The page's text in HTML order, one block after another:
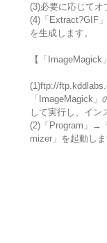
(3)必要に応じてオ
(4)「Extract?GIF
を生成します。
【「ImageMagick
(1)ftp://
「ImageMagick
して実行し、イン
(2)「Program」→
mizer」を起動しま